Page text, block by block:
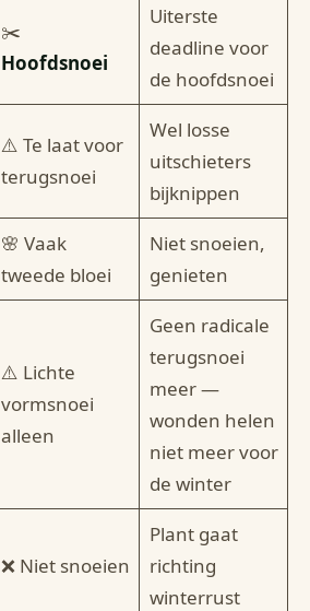
✂️
Hoofdsnoei
Uiterste
deadline voor
de hoofdsnoei
⚠️ Te laat voor
terugsnoei
Wel losse
uitschieters
bijknippen
🌸 Vaak
tweede bloei
Niet snoeien,
genieten
⚠️ Lichte
vormsnoei
alleen
Geen radicale
terugsnoei
meer —
wonden helen
niet meer voor
de winter
❌ Niet snoeien
Plant gaat
richting
winterrust